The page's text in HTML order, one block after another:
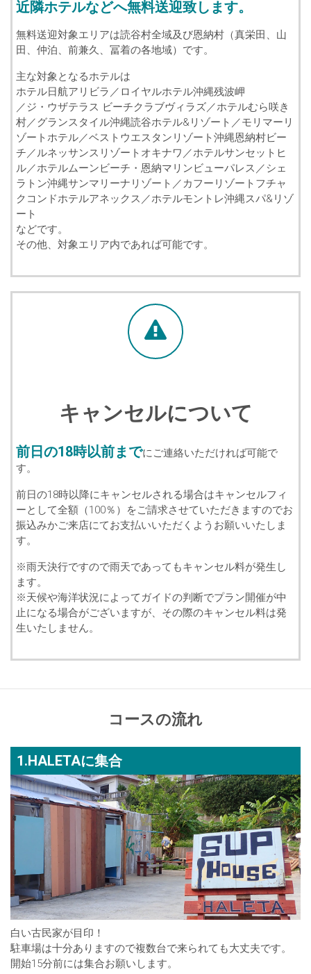
近隣ホテルなどへ無料送迎致します。
無料送迎対象エリアは読谷村全域及び恩納村（真栄田、山
田、仲泊、前兼久、冨着の各地域）です。
主な対象となるホテルは
ホテル日航アリビラ／ロイヤルホテル沖縄残波岬
／ジ・ウザテラス ビーチクラブヴィラズ／ホテルむら咲き
村／グランスタイル沖縄読谷ホテル&リゾート／モリマーリ
ゾートホテル／ベストウエスタンリゾート沖縄恩納村ビー
チ／ルネッサンスリゾートオキナワ／ホテルサンセットヒ
ル／ホテルムーンビーチ・恩納マリンビューパレス／シェ
ラトン沖縄サンマリーナリゾート／カフーリゾートフチャ
クコンドホテルアネックス／ホテルモントレ沖縄スパ&リゾ
ート
などです。
その他、対象エリア内であれば可能です。
キャンセルについて
前日の18時以前までにご連絡いただければ可能で
す。
前日の18時以降にキャンセルされる場合はキャンセルフィ
ーとして全額（100％）をご請求させていただきますのでお
振込みかご来店にてお支払いいただくようお願いいたしま
す。
※雨天決行ですので雨天であってもキャンセル料が発生し
ます。
※天候や海洋状況によってガイドの判断でプラン開催が中
止になる場合がございますが、その際のキャンセル料は発
生いたしません。
コースの流れ
1.HALETAに集合
白い古民家が目印！
駐車場は十分ありますので複数台で来られても大丈夫です。
開始15分前には集合お願いします。